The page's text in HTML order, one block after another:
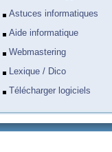
Astuces informatiques
Aide informatique
Webmastering
Lexique / Dico
Télécharger logiciels